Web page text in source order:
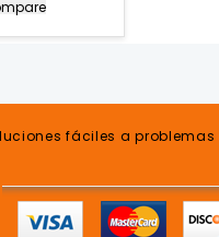
era:
$248.00.$235.00.
fáciles a